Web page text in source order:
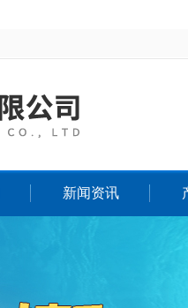
新闻资讯